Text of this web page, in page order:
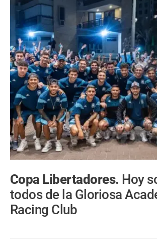
Copa Libertadores. Hoy
todos de la Gloriosa
Racing Club